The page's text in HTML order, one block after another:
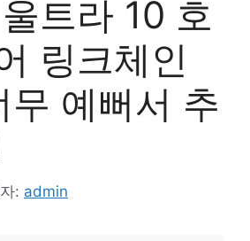
트라 10 호
링크체인
무 예뻐서 추
: admin